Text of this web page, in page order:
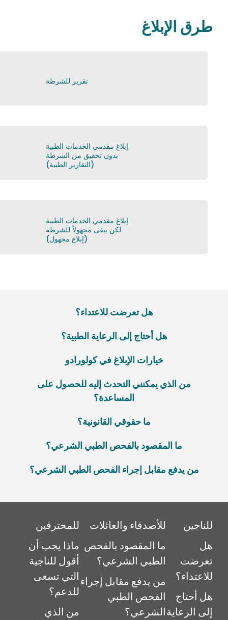
طرق الإبلاغ
تقرير للشرطة
إبلاغ مقدمي الخدمات الطبية
بدون تحقيق من الشرطة
(التقارير الطبية)
إبلاغ مقدمي الخدمات الطبية
لكن يبقى مجهولاً للشرطة
(إبلاغ مجهول)
هل تعرضت للاعتداء؟
هل أحتاج إلى الرعاية الطبية؟
خيارات الإبلاغ في كولورادو
من الذي يمكنني التحدث إليه للحصول على
المساعدة؟
ما حقوقي القانونية؟
ما المقصود بالفحص الطبي الشرعي؟
من يدفع مقابل إجراء الفحص الطبي الشرعي؟
للناجين
هل
تعرضت
للاعتداء؟
هل أحتاج
إلى الرعاية
للأصدقاء والعائلات
ما المقصود بالفحص
الطبي الشرعي؟
من يدفع مقابل إجراء
الفحص الطبي
الشرعي؟
للمحترفين
ماذا يجب أن
أقول للناجية
التي تسعى
للدعم؟
من الذي